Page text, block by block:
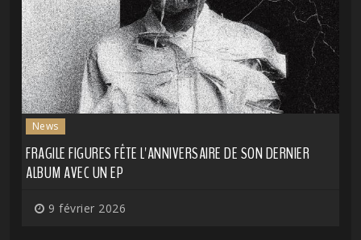
News
FRAGILE FIGURES FÊTE L'ANNIVERSAIRE DE SON DERNIER
ALBUM AVEC UN EP
9 février 2026